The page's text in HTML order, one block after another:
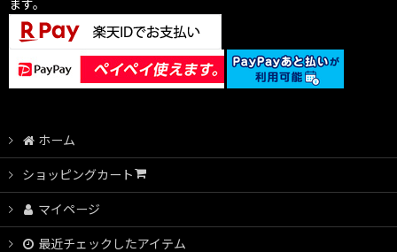
ます。
ホーム
ショッピングカート
マイページ
最近チェックしたアイテム